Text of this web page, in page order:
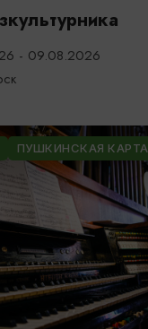
- 09.08.2026
ПУШКИНСКАЯ КАРТА